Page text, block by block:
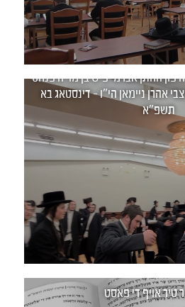
פון החתן אברמי פיש בן מו"ה פנחס
אהרן ניימאן הי"ו - דינסטאג בא
תשפ"א
טיר אויף די פאסט